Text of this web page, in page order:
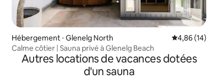
Hébergement ⋅ Glenelg North Évaluation
4,86 (14)
Calme côtier | Sauna privé à Glenelg Beach
Autres locations de vacances dotées
d'un sauna